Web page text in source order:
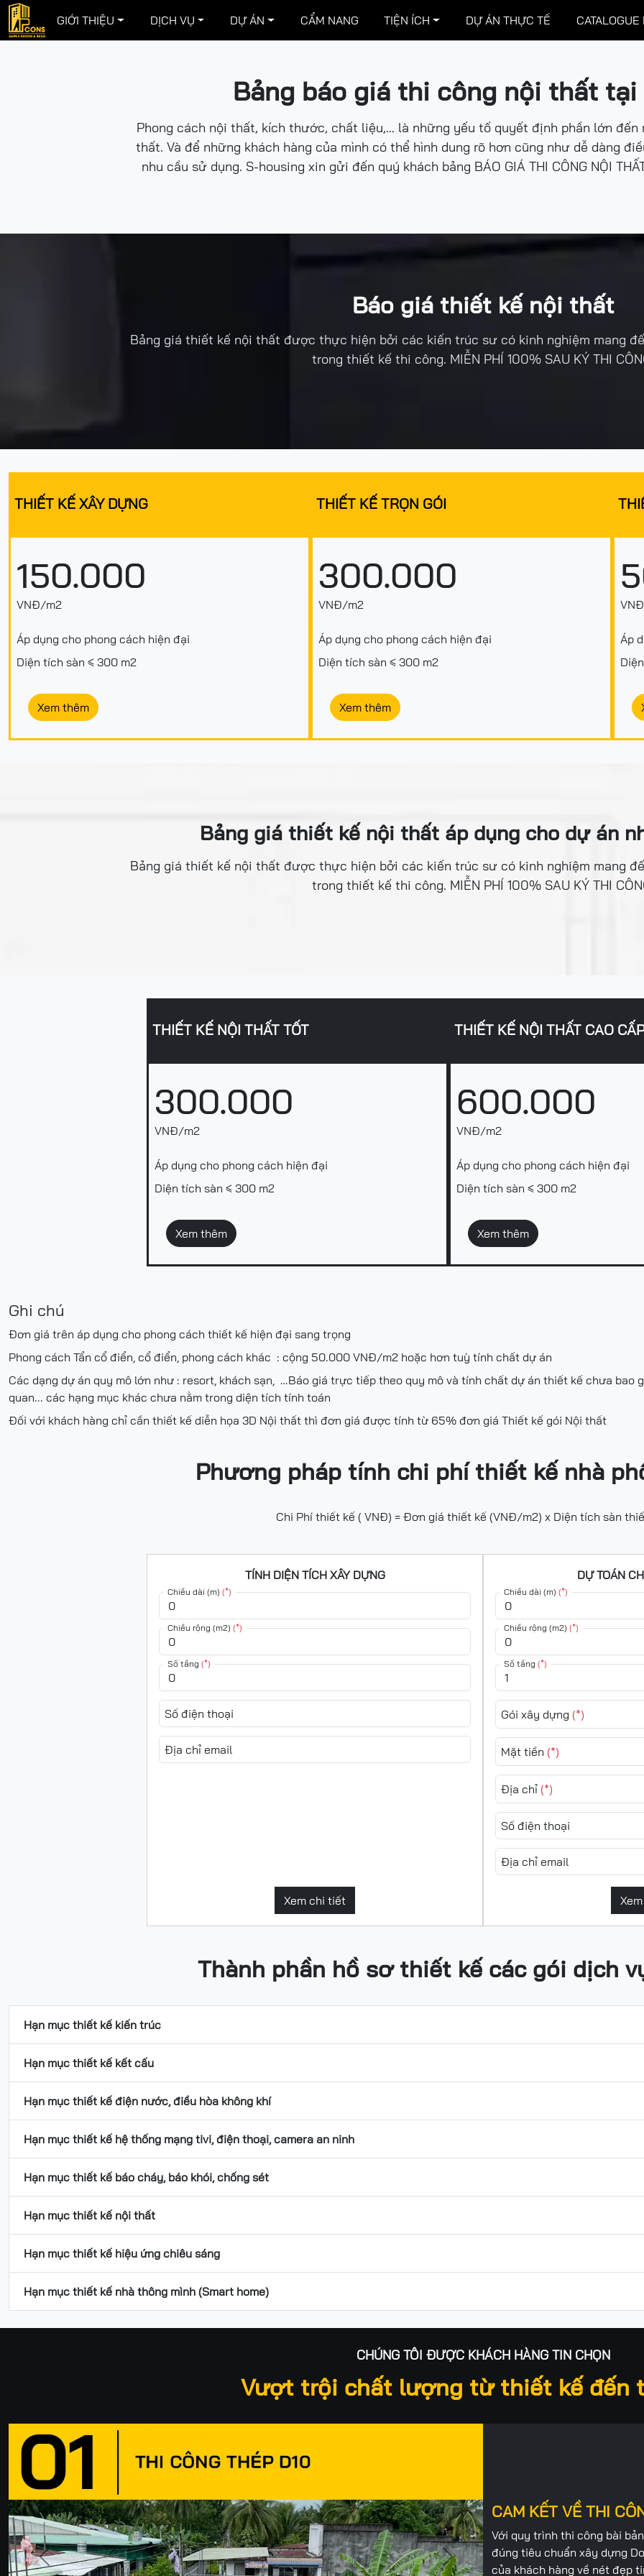
GIỚI THIỆU DỊCH VỤ DỰ ÁN CẨM NANG TIỆN ÍCH DỰ ÁN THỰC TẾ
Bảng báo giá thi công nội thất tại
Phong cách nội thất, kích thước, chất liệu,… là những yếu tố quyết định phần lớn
thất. Và để những khách hàng của mình có thể hình dung rõ hơn cũng như dễ dàng
nhu cầu sử dụng. S-housing xin gửi đến quý khách bảng BÁO GIÁ THI CÔNG NỘI
Báo giá thiết kế nội thất
Bảng giá thiết kế nội thất được thực hiện bởi các kiến trúc sư có kinh nghiệm mang
trong thiết kế thi công. MIỄN PHÍ 100% SAU KÝ THI
THIẾT KẾ XÂY DỰNG
150.000
VNĐ/m2
Áp dụng cho phong cách hiện đại
Diện tích sàn ≤ 300 m2
Xem thêm
THIẾT KẾ TRỌN GÓI
300.000
VNĐ/m2
Áp dụng cho phong cách hiện đại
Diện tích sàn ≤ 300 m2
Xem thêm
Áp
Bảng giá thiết kế nội thất áp dụng cho dự án
Bảng giá thiết kế nội thất được thực hiện bởi các kiến trúc sư có kinh nghiệm mang
trong thiết kế thi công. MIỄN PHÍ 100% SAU KÝ THI
THIẾT KẾ NỘI THẤT TỐT
300.000
VNĐ/m2
Áp dụng cho phong cách hiện đại
Diện tích sàn ≤ 300 m2
Xem thêm
THIẾT KẾ NỘI THẤT CAO CẤP
600.000
VNĐ/m2
Áp dụng cho phong cách hiện đại
Diện tích sàn ≤ 300 m2
Xem thêm
Ghi chú
Đơn giá trên áp dụng cho phong cách thiết kế hiện đại sang trọng
Phong cách Tẩn cổ điển, cổ điển, phong cách khác : cộng 50.000 VNĐ/m2 hoặc hơn tuỳ tính chất dự án
Các dạng dự án quy mô lớn như : resort, khách sạn, …Báo giá trực tiếp theo quy mô và tính chất dự án thiết kế chưa bao
quan... các hạng mục khác chưa nằm trong diện tích tính toán
Đối với khách hàng chỉ cần thiết kế diễn họa 3D Nội thất thì đơn giá được tính từ 65% đơn giá Thiết kế gói Nội thất
Phương pháp tính chi phí thiết kế nhà
Chi Phí thiết kế ( VNĐ) = Đơn giá thiết kế (VNĐ/m2) x Diện tích sàn
TÍNH DIỆN TÍCH XÂY DỰNG
Chiều dài (m) (*)
Chiều rộng (m2) (*)
Số tầng (*)
Số điện thoại
Địa chỉ email
Xem chi tiết
DỰ TOÁN
Chiều dài (m) (*)
Chiều rộng (m2) (*)
Số tầng (*)
Gói xây dựng (*)
Mặt tiền (*)
Địa chỉ (*)
Số điện thoại
Địa chỉ email
Thành phần hồ sơ thiết kế các gói dịch
Hạn mục thiết kế kiến trúc
Hạn mục thiết kế kết cấu
Hạn mục thiết kế điện nước, điều hòa không khí
Hạn mục thiết kế hệ thống mạng tivi, điện thoại, camera an ninh
Hạn mục thiết kế báo cháy, báo khói, chống sét
Hạn mục thiết kế nội thất
Hạn mục thiết kế hiệu ứng chiêu sáng
Hạn mục thiết kế nhà thông mình (Smart home)
CHÚNG TÔI ĐƯỢC KHÁCH HÀNG TIN CHỌN
Vượt trội chất lượng từ thiết kế đến
CAM KẾT VỀ THI
Với quy trình thi công bài
đúng tiêu chuẩn xây dựng
của khách hàng về nét đẹp
Previous Next